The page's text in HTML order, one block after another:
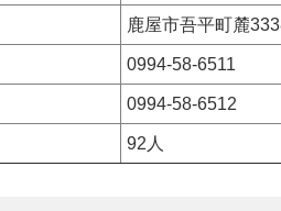
鹿屋市吾平町麓
0994-58-6511
0994-58-6512
92人